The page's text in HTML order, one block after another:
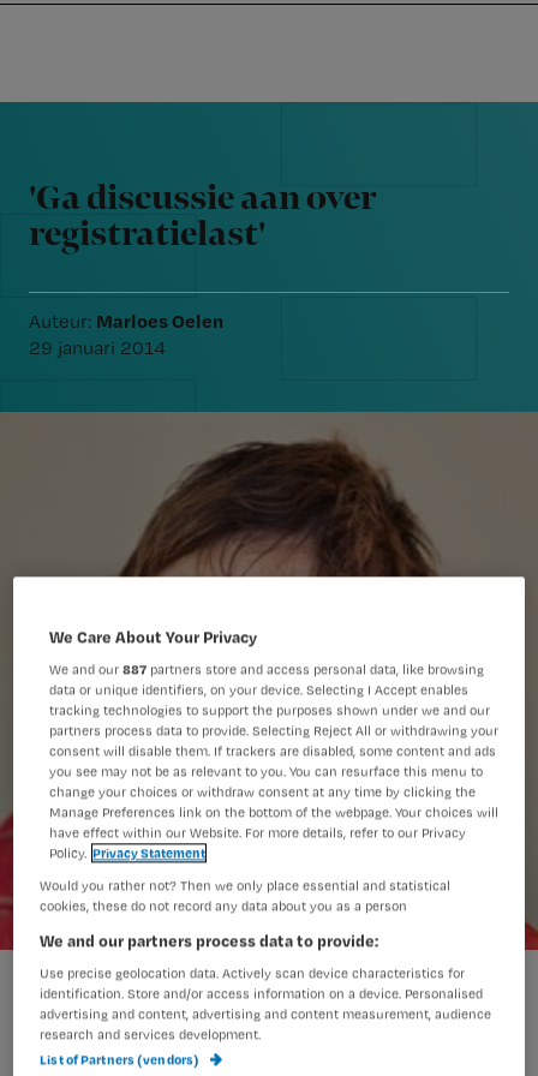
navigation
content
Nursing
'Ga discussie aan over registratielast'
'Ga discussie aan over
registratielast'
Auteur: Marloes Oelen
29 januari 2014
We Care About Your Privacy
We and our887 partners store and access personal data, like browsing
data or unique identifiers, on your device. Selecting I Accept enables
tracking technologies to support the purposes shown under we and our
partners process data to provide. Selecting Reject All or withdrawing your
consent will disable them. If trackers are disabled, some content and ads
you see may not be as relevant to you. You can resurface this menu to
change your choices or withdraw consent at any time by clicking the
Manage Preferences link on the bottom of the webpage. Your choices will
have effect within our Website. For more details, refer to our Privacy
Policy. Privacy Statement
Would you rather not? Then we only place essential and statistical
cookies, these do not record any data about you as a person
We and our partners process data to provide:
Use precise geolocation data. Actively scan device characteristics for
identification. Store and/or access information on a device. Personalised
advertising and content, advertising and content measurement, audience
research and services development.
List of Partners (vendors)